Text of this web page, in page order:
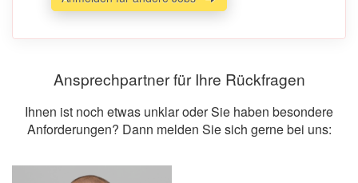
Ansprechpartner für Ihre Rückfragen
Ihnen ist noch etwas unklar oder Sie haben besondere
Anforderungen? Dann melden Sie sich gerne bei uns: